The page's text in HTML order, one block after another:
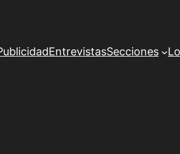
EntrevistasSecciones